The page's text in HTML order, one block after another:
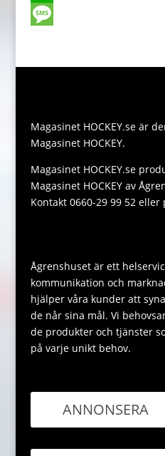
o
e
ta
o
n
k
W
A
p
p
a
g
e
Magasinet HOCKEY.se är
Magasinet HOCKEY.
Magasinet HOCKEY.se
Magasinet HOCKEY av
Kontakt 0660-29 99 52
Ågrenshuset är ett
kommunikation och
hjälper våra kunder att
de når sina mål. Vi
de produkter och tjänster
på varje unikt behov.
ANNONSERA